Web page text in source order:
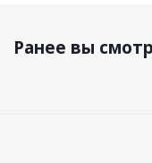
Ранее вы